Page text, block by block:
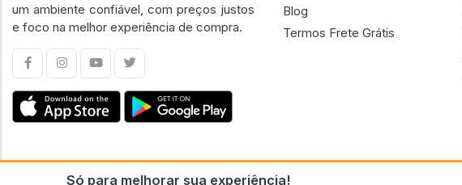
Só para melhorar sua experiência!
um ambiente confiável, com preços justos
e foco na melhor experiência de compra.
Blog
Termos Frete Grátis